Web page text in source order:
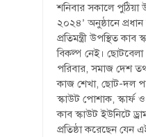
শনিবার সকালে পুঠিয়া
২০২৪’ অনুষ্ঠানে
প্রতিমন্ত্রী উপস্থিত
বিকল্প নেই। ছোটবেলা
পরিবার, সমাজ দেশ
কাজ শেখা, ছোট-দল
স্কাউট পোশাক, স্কার্ফ
কাব স্কাউট ইউনিটে
প্রতিষ্ঠা করেছেন যেন